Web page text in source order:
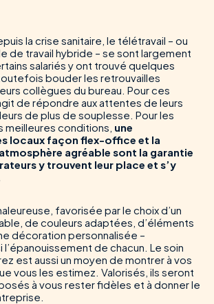
la crise sanitaire, le télétravail – ou
de travail hybride – se sont largement
salariés y ont trouvé quelques
bouder les retrouvailles
collègues du bureau. Pour ces
de répondre aux attentes de leurs
de plus de souplesse. Pour les
meilleures conditions, une
locaux façon flex-office et la
agréable sont la garantie
y trouvent leur place et s’y
favorisée par le choix d’un
de couleurs adaptées, d’éléments
décoration personnalisée –
de chacun. Le soin
est aussi un moyen de montrer à vos
vous les estimez. Valorisés, ils seront
à vous rester fidèles et à donner le